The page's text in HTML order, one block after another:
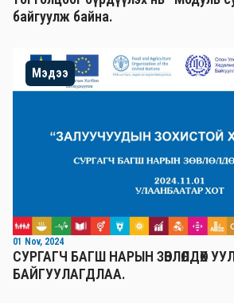
байгуулж байна.
Мэдээ
01 Nov, 2024
СУРГАГЧ БАГШ НАРЫН ЗӨВЛӨЛДӨХ
БАЙГУУЛАГДЛАА.